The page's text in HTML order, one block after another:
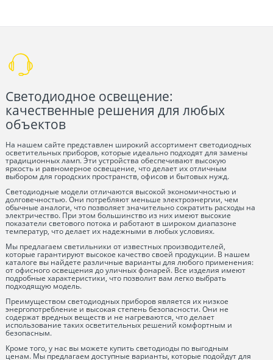
Светодиодное освещение:
качественные решения для любых
объектов
На нашем сайте представлен широкий ассортимент светодиодных
осветительных приборов, которые идеально подходят для замены
традиционных ламп. Эти устройства обеспечивают высокую
яркость и равномерное освещение, что делает их отличным
выбором для городских пространств, офисов и бытовых нужд.
Светодиодные модели отличаются высокой экономичностью и
долговечностью. Они потребляют меньше электроэнергии, чем
обычные аналоги, что позволяет значительно сократить расходы на
электричество. При этом большинство из них имеют высокие
показатели светового потока и работают в широком диапазоне
температур, что делает их надежными в любых условиях.
Мы предлагаем светильники от известных производителей,
которые гарантируют высокое качество своей продукции. В нашем
каталоге вы найдете различные варианты для любого применения:
от офисного освещения до уличных фонарей. Все изделия имеют
подробные характеристики, что позволит вам легко выбрать
подходящую модель.
Преимуществом светодиодных приборов является их низкое
энергопотребление и высокая степень безопасности. Они не
содержат вредных веществ и не нагреваются, что делает
использование таких осветительных решений комфортным и
безопасным.
Кроме того, у нас вы можете купить светодиоды по выгодным
ценам. Мы предлагаем доступные варианты, которые подойдут для